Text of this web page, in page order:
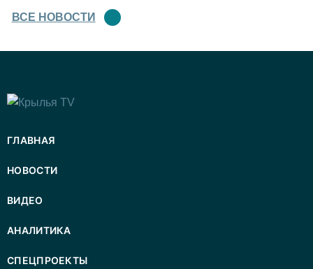
ВСЕ НОВОСТИ
ГЛАВНАЯ
НОВОСТИ
ВИДЕО
АНАЛИТИКА
СПЕЦПРОЕКТЫ